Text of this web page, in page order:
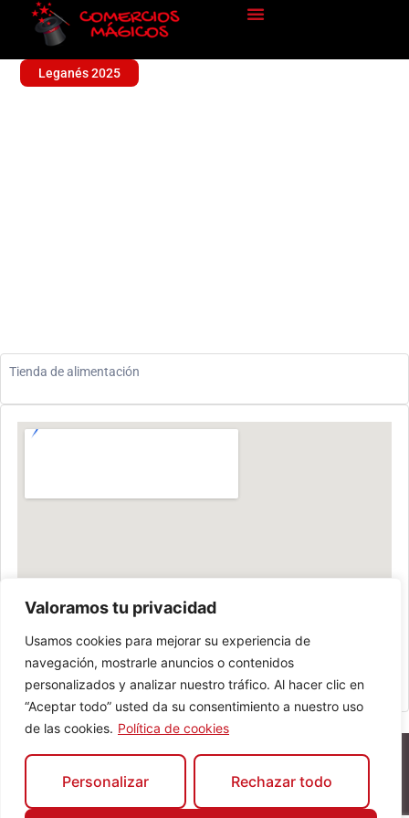
Valoramos tu privacidad
Usamos cookies para mejorar su experiencia de
navegación, mostrarle anuncios o contenidos
personalizados y analizar nuestro tráfico. Al hacer clic en
“Aceptar todo” usted da su consentimiento a nuestro uso
de las cookies. Política de cookies
Personalizar Rechazar todo
Leganés 2025
Tienda de alimentación